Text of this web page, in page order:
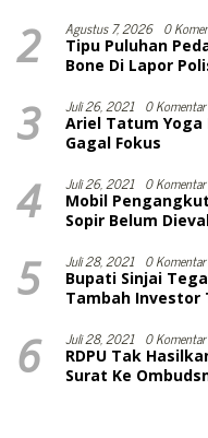
2 Agustus 7, 2026 0
Tipu Puluhan
Bone Di Lapor
3 Juli 26, 2021 0 Komentar
Ariel Tatum Yoga
Gagal Fokus
4 Juli 26, 2021 0 Komentar
Mobil Pengangkut Pakan di Bone Jatuh Ke Jurang,
Sopir Belum
5 Juli 28, 2021 0 Komentar
Bupati Sinjai
Tambah Investor
6 Juli 28, 2021 0 Komentar
RDPU Tak
Surat Ke